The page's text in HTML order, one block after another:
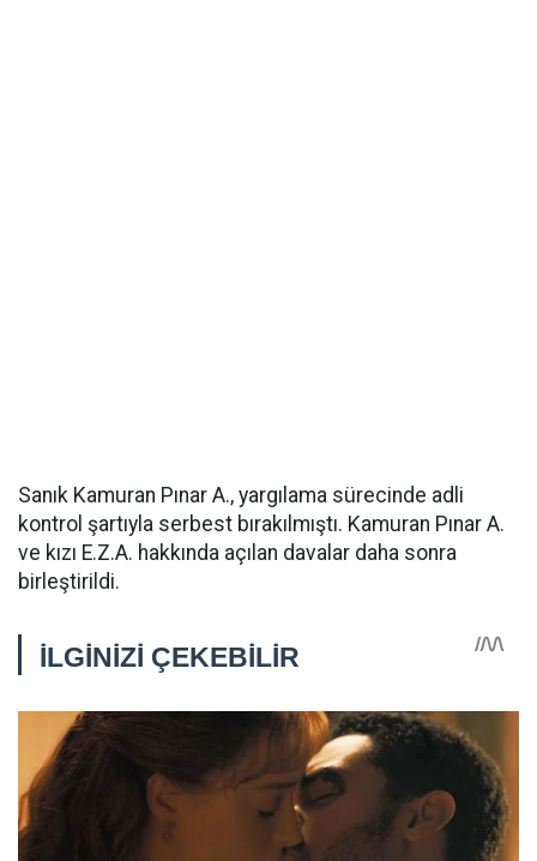
Sanık Kamuran Pınar A., yargılama sürecinde adli
kontrol şartıyla serbest bırakılmıştı. Kamuran Pınar A.
ve kızı E.Z.A. hakkında açılan davalar daha sonra
birleştirildi.